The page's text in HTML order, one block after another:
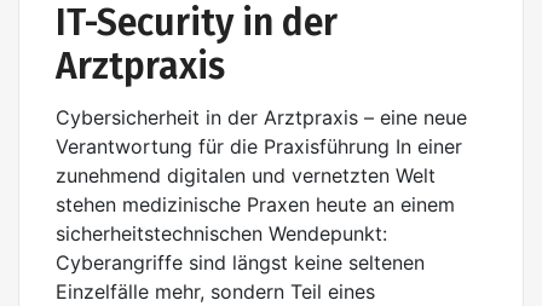
IT-Security in der
Arztpraxis
Cybersicherheit in der Arztpraxis – eine neue
Verantwortung für die Praxisführung In einer
zunehmend digitalen und vernetzten Welt
stehen medizinische Praxen heute an einem
sicherheitstechnischen Wendepunkt:
Cyberangriffe sind längst keine seltenen
Einzelfälle mehr, sondern Teil eines